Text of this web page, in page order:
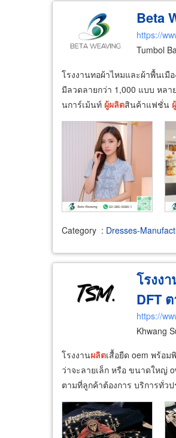
Beta
https://
Tumbol
โรงงานทอผ้าไหมและผ้าพื้นเมื
มีลวดลายกว่า 1,000 แบบ หลา
นการ์เม้นท์ ผู้ผลิตสินค้าแฟชั่น ผู้
Category : Dresses-
โรงง
DFT
https://
Khwang
โรงงานผลิตเสื้อยืด oem พร้อม
ว่าจะลายเล็ก หรือ ขนาดใหญ่
ตามที่ลูกค้าต้องการ บริการทั่วป